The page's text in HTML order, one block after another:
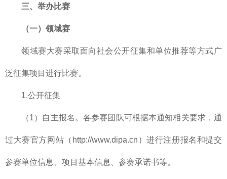
三、举办比赛
（一）领域赛
领域赛大赛采取面向社会公开征集和单位推荐等方式广
泛征集项目进行比赛。
1.公开征集
（1）自主报名。各参赛团队可根据本通知相关要求，通
过大赛官方网站（http://www.dipa.cn）进行注册报名和提交
参赛单位信息、项目基本信息、参赛承诺书等。